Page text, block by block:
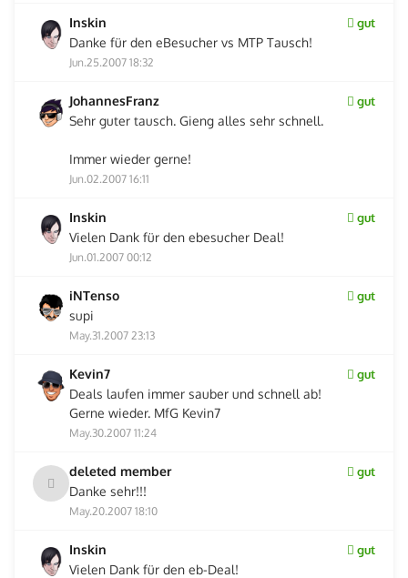
Inskin gut
Danke für den eBesucher vs MTP Tausch!
Jun.25.2007 18:32
JohannesFranz gut
Sehr guter tausch. Gieng alles sehr schnell.
Immer wieder gerne!
Jun.02.2007 16:11
Inskin gut
Vielen Dank für den ebesucher Deal!
Jun.01.2007 00:12
iNTenso gut
supi
May.31.2007 23:13
Kevin7 gut
Deals laufen immer sauber und schnell ab!
Gerne wieder. MfG Kevin7
May.30.2007 11:24
deleted member gut
Danke sehr!!!
May.20.2007 18:10
Inskin gut
Vielen Dank für den eb-Deal!